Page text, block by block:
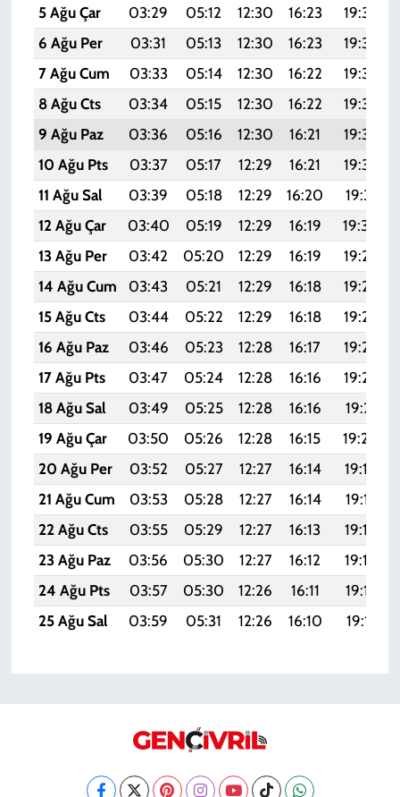
5 Ağu Çar
03:29 05:12 12:30 16:23 19:38
6 Ağu Per
03:31 05:13 12:30 16:23 19:37
7 Ağu Cum
03:33 05:14 12:30 16:22 19:36
8 Ağu Cts
03:34 05:15 12:30 16:22 19:35
9 Ağu Paz
03:36 05:16 12:30 16:21 19:34
10 Ağu Pts
03:37 05:17 12:29 16:21 19:32
11 Ağu Sal
03:39 05:18 12:29 16:20 19:31
12 Ağu Çar
03:40 05:19 12:29 16:19 19:30
13 Ağu Per
03:42 05:20 12:29 16:19 19:28
14 Ağu Cum
03:43 05:21 12:29 16:18 19:27
15 Ağu Cts
03:44 05:22 12:29 16:18 19:26
16 Ağu Paz
03:46 05:23 12:28 16:17 19:24
17 Ağu Pts
03:47 05:24 12:28 16:16 19:23
18 Ağu Sal
03:49 05:25 12:28 16:16 19:21
19 Ağu Çar
03:50 05:26 12:28 16:15 19:20
20 Ağu Per
03:52 05:27 12:27 16:14 19:18
21 Ağu Cum
03:53 05:28 12:27 16:14 19:17
22 Ağu Cts
03:55 05:29 12:27 16:13 19:16
23 Ağu Paz
03:56 05:30 12:27 16:12 19:14
24 Ağu Pts
03:57 05:30 12:26 16:11 19:12
25 Ağu Sal
03:59 05:31 12:26 16:10 19:11